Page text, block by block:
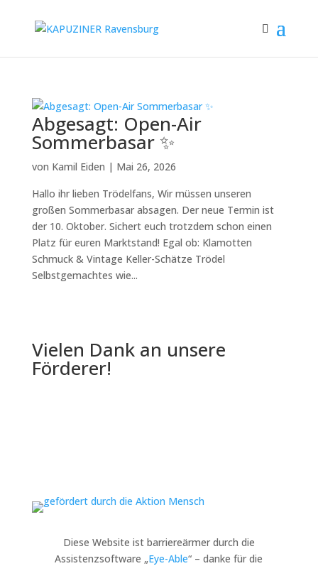
Abgesagt: Open-Air
Sommerbasar ✨
von Kamil Eiden | Mai 26, 2026
Hallo ihr lieben Trödelfans, Wir müssen unseren
großen Sommerbasar absagen. Der neue Termin ist
der 10. Oktober. Sichert euch trotzdem schon einen
Platz für euren Marktstand! Egal ob: Klamotten
Schmuck & Vintage Keller-Schätze Trödel
Selbstgemachtes wie...
Vielen Dank an unsere
Förderer!
Diese Website ist barriereärmer durch die
Assistenzsoftware „Eye-Able“ – danke für die